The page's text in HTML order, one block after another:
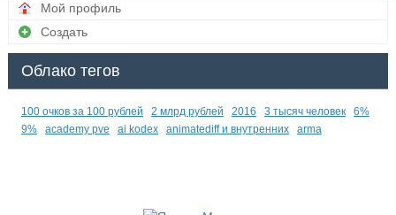
Мой профиль
Создать
Облако тегов
100 очков за 100 рублей 2 млрд рублей 2016 3 тысяч человек
6%
9%
academy pve ai kodex animatediff и внутренних arma